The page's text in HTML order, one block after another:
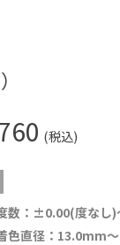
(税込)
数：±0.00(度なし)
色直径：13.0mm